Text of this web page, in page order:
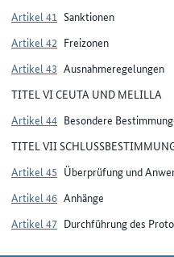
Artikel 41 Sanktionen
Artikel 42 Freizonen
Artikel 43 Ausnahmeregelungen
TITEL VI CEUTA UND MELILLA
Artikel 44 Besondere
TITEL VII
Artikel 45 Überprüfung und
Artikel 46 Anhänge
Artikel 47 Durchführung des